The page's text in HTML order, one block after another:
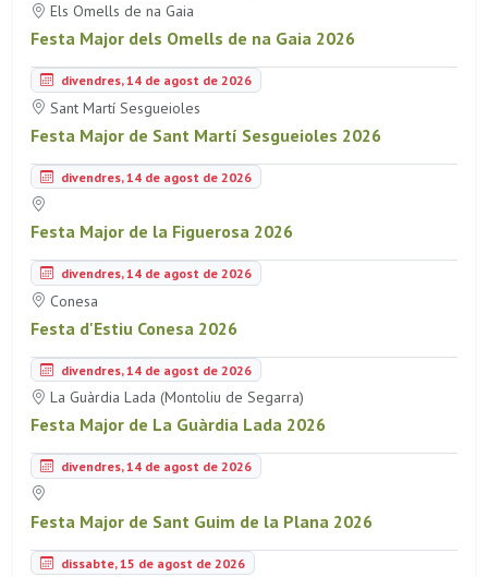
Els Omells de na Gaia
Festa Major dels Omells de na Gaia 2026
divendres, 14 de agost de 2026
Sant Martí Sesgueioles
Festa Major de Sant Martí Sesgueioles 2026
divendres, 14 de agost de 2026
Festa Major de la Figuerosa 2026
divendres, 14 de agost de 2026
Conesa
Festa d'Estiu Conesa 2026
divendres, 14 de agost de 2026
La Guàrdia Lada (Montoliu de Segarra)
Festa Major de La Guàrdia Lada 2026
divendres, 14 de agost de 2026
Festa Major de Sant Guim de la Plana 2026
dissabte, 15 de agost de 2026